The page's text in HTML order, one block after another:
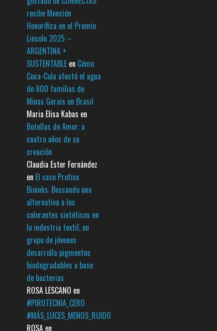
recibe Mención
Honorífica en el Premio
Lincoln 2025 –
ARGENTINA +
SUSTENTABLE en Cómo
Coca-Cola afectó el agua
de 800 familias de
Minas Gerais en Brasil
Maria Elisa Kabas en
Botellas de Amor: a
cuatro años de su
creación
Claudia Ester Fernández
en El caso Protiva
Bioinks: Buscando una
alternativa a los
colorantes sintéticos en
la industria textil, un
grupo de jóvenes
desarrolla pigmentos
biodegradables a base
de bacterias
ROSA LESCANO en
#PIROTECNIA_CERO
#MÁS_LUCES_MENOS_RUIDO
ROSA en